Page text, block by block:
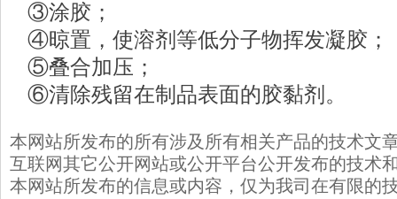
③涂胶；
④晾置，使溶剂等低分子物挥发凝胶；
⑤叠合加压；
⑥清除残留在制品表面的胶黏剂。
本网站所发布的所有涉及所有相关产品的技术文
互联网其它公开网站或公开平台公开发布的技术
本网站所发布的信息或内容，仅为我司在有限的